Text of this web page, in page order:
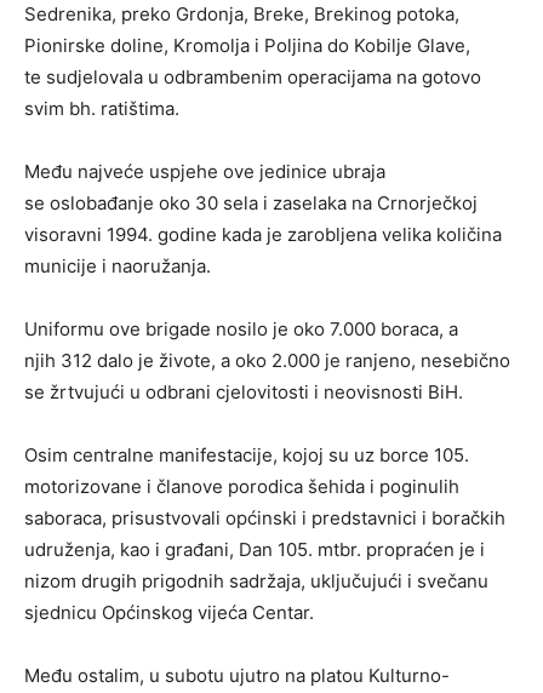
Sedrenika, preko Grdonja, Breke, Brekinog potoka,
Pionirske doline, Kromolja i Poljina do Kobilje Glave,
te sudjelovala u odbrambenim operacijama na gotovo
svim bh. ratištima.
Među najveće uspjehe ove jedinice ubraja
se oslobađanje oko 30 sela i zaselaka na Crnorječkoj
visoravni 1994. godine kada je zarobljena velika količina
municije i naoružanja.
Uniformu ove brigade nosilo je oko 7.000 boraca, a
njih 312 dalo je živote, a oko 2.000 je ranjeno, nesebično
se žrtvujući u odbrani cjelovitosti i neovisnosti BiH.
Osim centralne manifestacije, kojoj su uz borce 105.
motorizovane i članove porodica šehida i poginulih
saboraca, prisustvovali općinski i predstavnici i boračkih
udruženja, kao i građani, Dan 105. mtbr. propraćen je i
nizom drugih prigodnih sadržaja, uključujući i svečanu
sjednicu Općinskog vijeća Centar.
Među ostalim, u subotu ujutro na platou Kulturno-